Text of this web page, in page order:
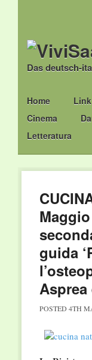
Das deutsch-
Main menu
Skip
to
content
Home Link
Cinema
Letteratura
guida
Asprea
POSTED 4TH